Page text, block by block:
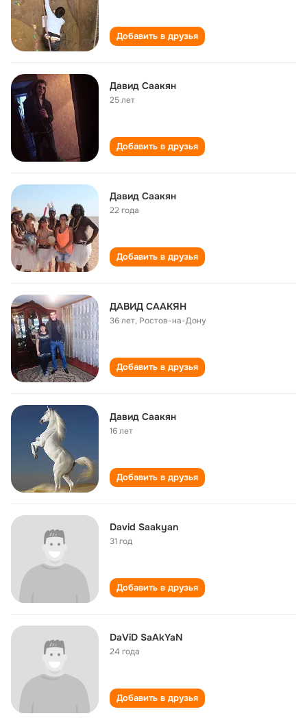
Добавить в друзья
Давид Саакян
25 лет
Добавить в друзья
Давид Саакян
22 года
Добавить в друзья
ДАВИД СААКЯН
36 лет, Ростов-на-Дону
Добавить в друзья
Давид Саакян
16 лет
Добавить в друзья
David Saakyan
31 год
Добавить в друзья
DaViD SaAkYaN
24 года
Добавить в друзья